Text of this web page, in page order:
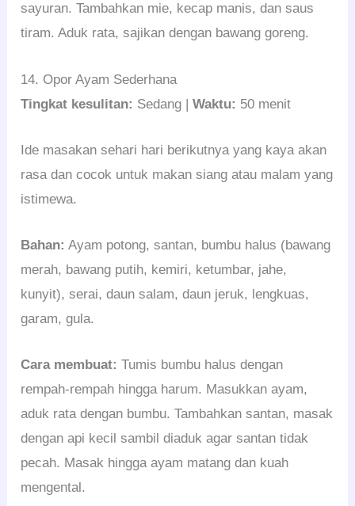
sayuran. Tambahkan mie, kecap manis, dan saus
tiram. Aduk rata, sajikan dengan bawang goreng.
14. Opor Ayam Sederhana
Tingkat kesulitan: Sedang |Waktu: 50 menit
Ide masakan sehari hari berikutnya yang kaya akan
rasa dan cocok untuk makan siang atau malam yang
istimewa.
Bahan: Ayam potong, santan, bumbu halus (bawang
merah, bawang putih, kemiri, ketumbar, jahe,
kunyit), serai, daun salam, daun jeruk, lengkuas,
garam, gula.
Cara membuat: Tumis bumbu halus dengan
rempah-rempah hingga harum. Masukkan ayam,
aduk rata dengan bumbu. Tambahkan santan, masak
dengan api kecil sambil diaduk agar santan tidak
pecah. Masak hingga ayam matang dan kuah
mengental.